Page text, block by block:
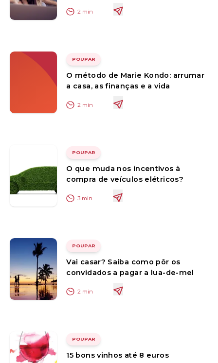
2 min
POUPAR
O método de Marie Kondo: arrumar
a casa, as finanças e a vida
2 min
POUPAR
O que muda nos incentivos à
compra de veículos elétricos?
3 min
POUPAR
Vai casar? Saiba como pôr os
convidados a pagar a lua-de-mel
2 min
POUPAR
15 bons vinhos até 8 euros